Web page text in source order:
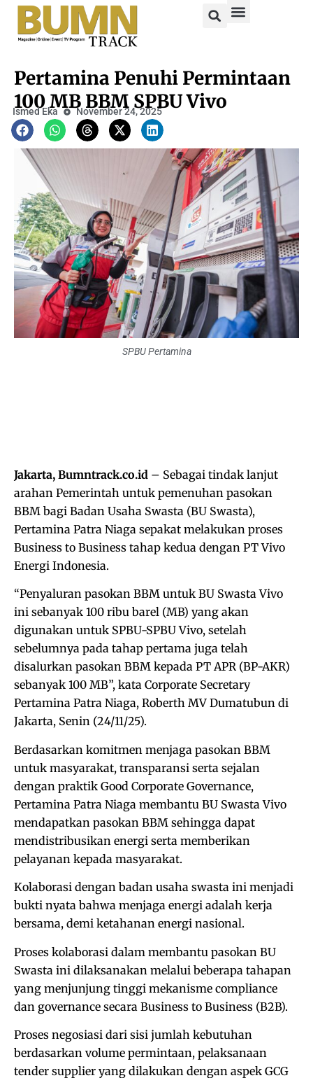
Pertamina Penuhi Permintaan
100 MB BBM SPBU Vivo
Ismed Eka November 24, 2025
SPBU Pertamina
Jakarta, Bumntrack.co.id – Sebagai tindak lanjut
arahan Pemerintah untuk pemenuhan pasokan
BBM bagi Badan Usaha Swasta (BU Swasta),
Pertamina Patra Niaga sepakat melakukan proses
Business to Business tahap kedua dengan PT Vivo
Energi Indonesia.
“Penyaluran pasokan BBM untuk BU Swasta Vivo
ini sebanyak 100 ribu barel (MB) yang akan
digunakan untuk SPBU-SPBU Vivo, setelah
sebelumnya pada tahap pertama juga telah
disalurkan pasokan BBM kepada PT APR (BP-AKR)
sebanyak 100 MB”, kata Corporate Secretary
Pertamina Patra Niaga, Roberth MV Dumatubun di
Jakarta, Senin (24/11/25).
Berdasarkan komitmen menjaga pasokan BBM
untuk masyarakat, transparansi serta sejalan
dengan praktik Good Corporate Governance,
Pertamina Patra Niaga membantu BU Swasta Vivo
mendapatkan pasokan BBM sehingga dapat
mendistribusikan energi serta memberikan
pelayanan kepada masyarakat.
Kolaborasi dengan badan usaha swasta ini menjadi
bukti nyata bahwa menjaga energi adalah kerja
bersama, demi ketahanan energi nasional.
Proses kolaborasi dalam membantu pasokan BU
Swasta ini dilaksanakan melalui beberapa tahapan
yang menjunjung tinggi mekanisme compliance
dan governance secara Business to Business (B2B).
Proses negosiasi dari sisi jumlah kebutuhan
berdasarkan volume permintaan, pelaksanaan
tender supplier yang dilakukan dengan aspek GCG